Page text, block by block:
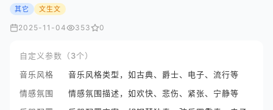
其它 文生文
2025-11-04 353 0
自定义参数（3个）
音乐风格
音乐风格类型，如古典、爵士、电子、流行等
情感氛围
情感氛围描述，如欢快、悲伤、紧张、宁静等